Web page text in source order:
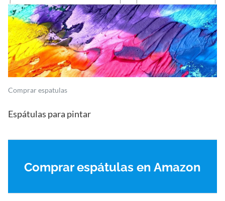
Comprar espatulas
Espátulas para pintar
Comprar espátulas en Amazon